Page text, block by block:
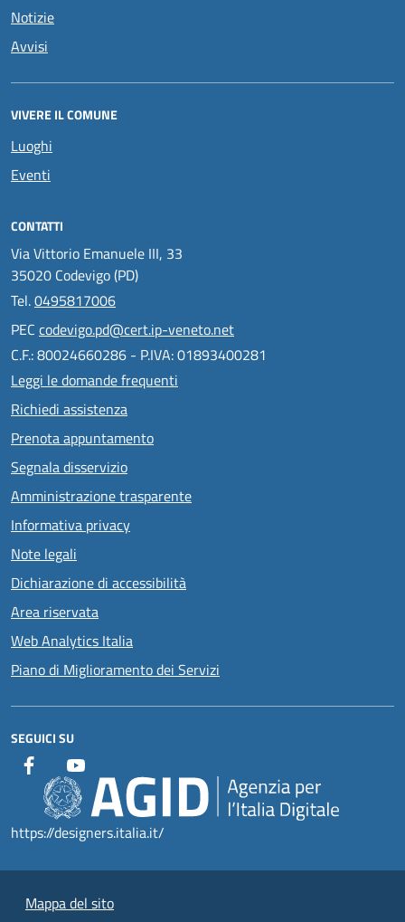
Notizie
Avvisi
VIVERE IL COMUNE
Luoghi
Eventi
CONTATTI
Via Vittorio Emanuele III, 33
35020 Codevigo (PD)
Tel.0495817006
PEC codevigo.pd@cert.ip-veneto.net
C.F.: 80024660286 - P.IVA: 01893400281
Leggi le domande frequenti
Richiedi assistenza
Prenota appuntamento
Segnala disservizio
Amministrazione trasparente
Informativa privacy
Note legali
Dichiarazione di accessibilità
Area riservata
Web Analytics Italia
Piano di Miglioramento dei Servizi
SEGUICI SU
https://designers.italia.it/
Mappa del sito